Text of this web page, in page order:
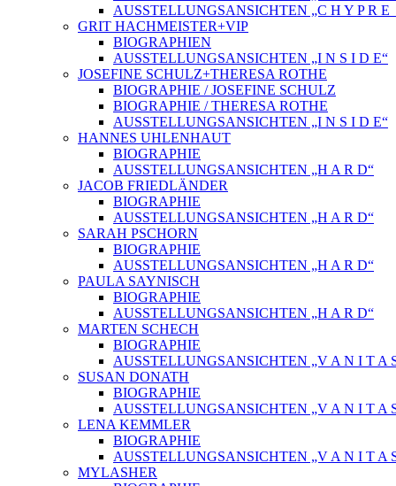
AUSSTELLUNGSANSICHTEN „C H Y P R
GRIT HACHMEISTER+VIP
BIOGRAPHIEN
AUSSTELLUNGSANSICHTEN „I N S I D E“
JOSEFINE SCHULZ+THERESA ROTHE
BIOGRAPHIE / JOSEFINE SCHULZ
BIOGRAPHIE / THERESA ROTHE
AUSSTELLUNGSANSICHTEN „I N S I D E“
HANNES UHLENHAUT
BIOGRAPHIE
AUSSTELLUNGSANSICHTEN „H A R D“
JACOB FRIEDLÄNDER
BIOGRAPHIE
AUSSTELLUNGSANSICHTEN „H A R D“
SARAH PSCHORN
BIOGRAPHIE
AUSSTELLUNGSANSICHTEN „H A R D“
PAULA SAYNISCH
BIOGRAPHIE
AUSSTELLUNGSANSICHTEN „H A R D“
MARTEN SCHECH
BIOGRAPHIE
AUSSTELLUNGSANSICHTEN „V A N I T A
SUSAN DONATH
BIOGRAPHIE
AUSSTELLUNGSANSICHTEN „V A N I T A
LENA KEMMLER
BIOGRAPHIE
AUSSTELLUNGSANSICHTEN „V A N I T A
MYLASHER